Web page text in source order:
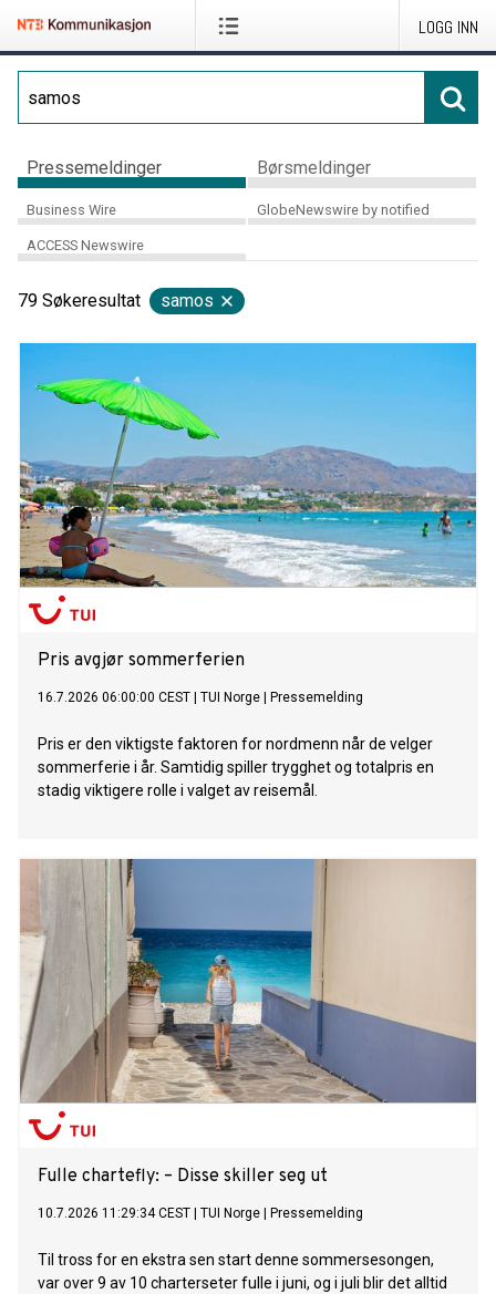
LOGG INN
Pressemeldinger Børsmeldinger
Business Wire GlobeNewswire by notified
ACCESS Newswire
79 Søkeresultat samos
Pris avgjør sommerferien
16.7.2026 06:00:00 CEST TUI Norge Pressemelding
Pris er den viktigste faktoren for nordmenn når de velger
sommerferie i år. Samtidig spiller trygghet og totalpris en
stadig viktigere rolle i valget av reisemål.
Fulle chartefly: – Disse skiller seg ut
10.7.2026 11:29:34 CEST TUI Norge Pressemelding
Til tross for en ekstra sen start denne sommersesongen,
var over 9 av 10 charterseter fulle i juni, og i juli blir det alltid